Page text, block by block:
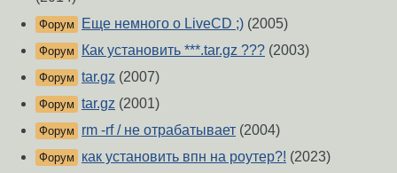
Форум Еще немного о LiveCD ;) (2005)
Форум Как установить ***.tar.gz ??? (2003)
Форум tar.gz (2007)
Форум tar.gz (2001)
Форум rm -rf / не отрабатывает (2004)
Форум как установить впн на роутер?! (2023)